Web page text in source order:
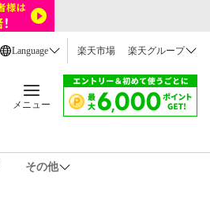
Language 楽天市場 楽天グループ
メニュー
その他